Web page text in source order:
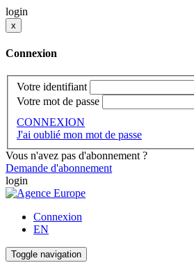
login
x
Connexion
Votre identifiant
Votre mot de passe
CONNEXION
J'ai oublié mon mot de passe
Vous n'avez pas d'abonnement ?
Demande d'abonnement
login
Connexion
EN
Toggle navigation